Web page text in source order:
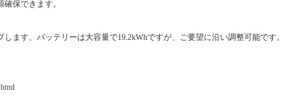
保できます。
ます、バッテリーは大容量で19.2kWhですが、ご要望に沿い調整可能です。